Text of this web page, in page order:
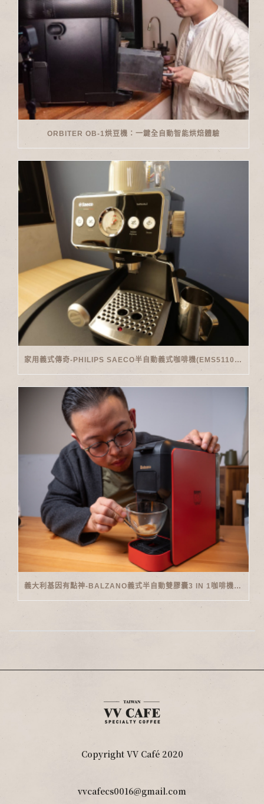
ORBITER OB-1烘豆機：一鍵全自動智能烘焙體驗
家用義式傳奇-PHILIPS SAECO半自動義式咖啡機(EMS5110)開箱
義大利基因有點神-BALZANO義式半自動雙膠囊3 IN 1咖啡機開箱
Copyright VV Café 2020
vvcafecs0016@gmail.com